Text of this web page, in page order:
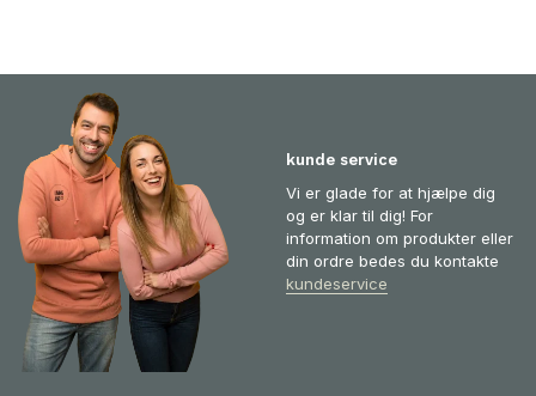
kunde service
Vi er glade for at hjælpe dig
og er klar til dig! For
information om produkter eller
din ordre bedes du kontakte
kundeservice